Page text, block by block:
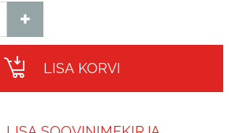
LISA KORVI